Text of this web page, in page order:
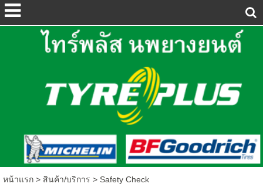
หน้าแรก> สินค้า/บริการ > Safety Check